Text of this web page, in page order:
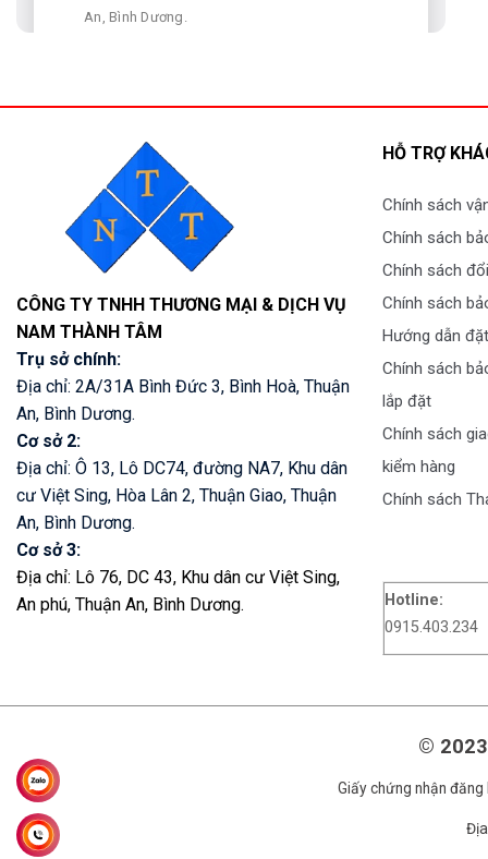
An, Bình Dương.
CÔNG TY TNHH THƯƠNG MẠI & DỊCH VỤ
NAM THÀNH TÂM
Trụ sở chính:
Địa chỉ: 2A/31A Bình Đức 3, Bình Hoà, Thuận
An, Bình Dương.
Cơ sở 2:
Địa chỉ: Ô 13, Lô DC74, đường NA7, Khu dân
cư Việt Sing, Hòa Lân 2, Thuận Giao, Thuận
An, Bình Dương.
Cơ sở 3:
Địa chỉ: Lô 76, DC 43, Khu dân cư Việt Sing,
An phú, Thuận An, Bình Dương.
HỖ TRỢ
Chính sách
Chính sách
Chính sách
Chính sách
Hướng dẫn
Chính sách
lắp đặt
Chính sách
kiểm hàng
Chính sách
Hotline:
0915.403.234
© 2023
Giấy chứng nhận